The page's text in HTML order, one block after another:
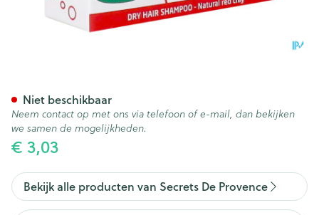
€ 3,03
Niet beschikbaar
Neem contact op met ons via telefoon of e-mail, dan bekijken
we samen de mogelijkheden.
Bekijk alle producten van Secrets De Provence